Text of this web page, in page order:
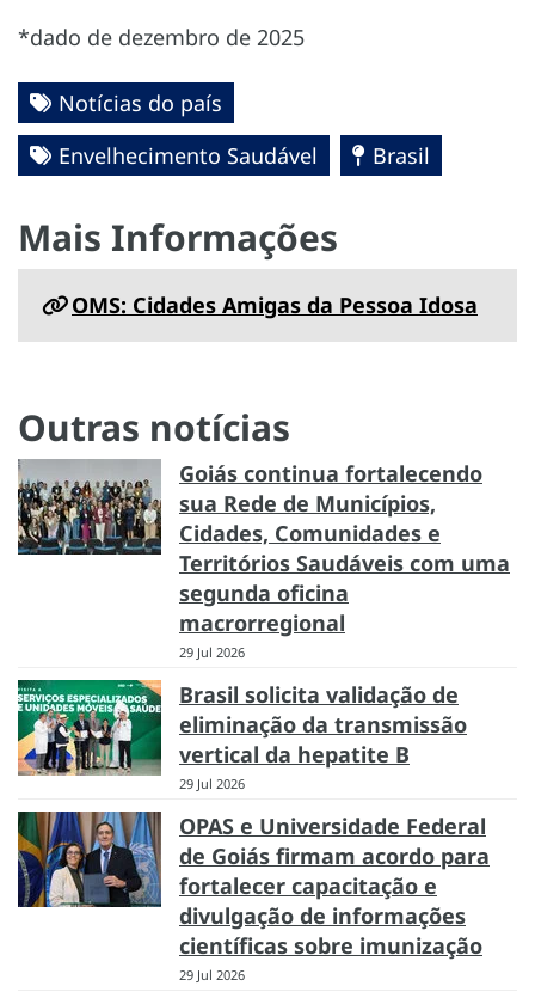
*dado de dezembro de 2025
Notícias do país
Envelhecimento Saudável
Brasil
Mais Informações
OMS: Cidades Amigas da Pessoa Idosa
Outras notícias
Goiás continua fortalecendo
sua Rede de Municípios,
Cidades, Comunidades e
Territórios Saudáveis com uma
segunda oficina
macrorregional
29 Jul 2026
Brasil solicita validação de
eliminação da transmissão
vertical da hepatite B
29 Jul 2026
OPAS e Universidade Federal
de Goiás firmam acordo para
fortalecer capacitação e
divulgação de informações
científicas sobre imunização
29 Jul 2026